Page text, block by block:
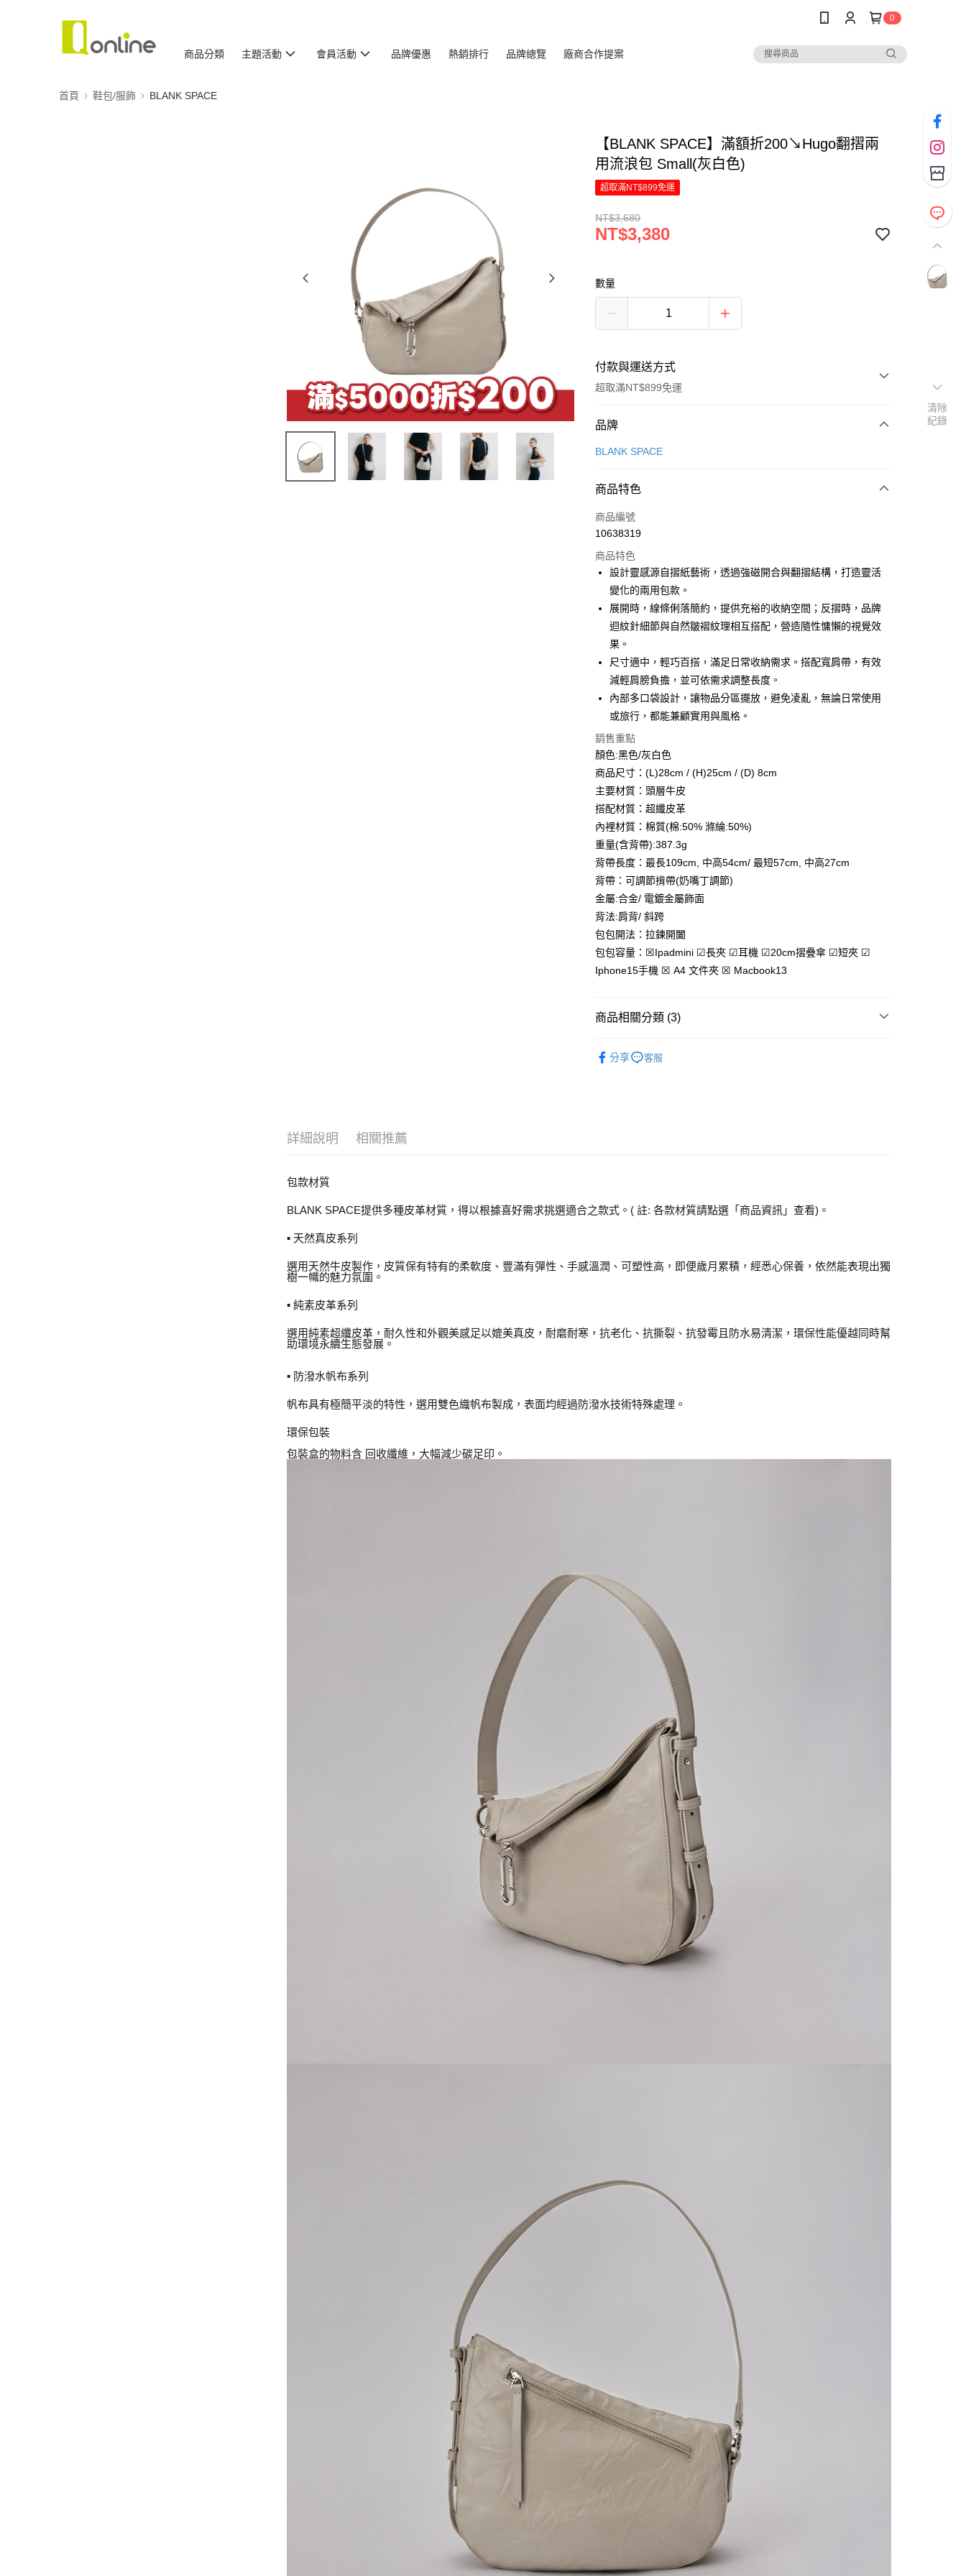
0
商品分類 主題活動 會員活動 品牌優惠 熱銷排行 品牌總覽 廠商合作提案
首頁 鞋包/服飾 BLANK SPACE
【BLANK SPACE】滿額折200↘Hugo翻摺兩
用流浪包 Small(灰白色)
超取滿NT$899免運
NT$3,680
NT$3,380
數量
付款與運送方式
超取滿NT$899免運
付款方式
信用卡一次付款
合作金庫商業銀行
華南商業銀行
上海商業儲蓄銀行
國泰世華商業銀行
兆豐國際商業銀行
臺灣中小企業銀行
聯邦商業銀行
遠東國際商業銀行
元大商業銀行
永豐商業銀行
玉山商業銀行
台新國際商業銀行
中國信託商業銀行
台灣樂天信用卡公司
LINE Pay
Apple Pay
街口支付
悠遊付
Google Pay
全盈+PAY
大哥付你分期
相關說明
【大哥付你分期使用說明】
1.本服務由台灣大哥大提供，台灣大哥大用戶可立即使用無須另外申請。
2.付款方式選擇「大哥付你分期」，訂單成立後會自動跳轉到大哥付的交易
流程，驗證手機門號後，選擇欲分期的期數、繳款截止日，確認付款後即
完成交易。
4.訂單成立30分鐘內，如未前往確認交易或遇審核未通過，訂單將自動取
消。如遇「轉專審核」未通過狀況，表示未達大哥付你分期系統評分，恕
無法說明評估內容。
【繳款方式說明】
1.分期款項不併入電信帳單，「大哥付你分期」於每月結算日後寄送繳費提
醒簡訊。
2.透過簡訊連結打開帳單後，可選擇「超商條碼／台灣大直營門市／銀行轉
帳／街口支付／iPASS MONEY」等通路繳費。
【注意事項】
用戶於交易時，得透過本服務購買商品或服務，並由商店將買賣／分期付
款買賣價金債權讓與本公司後，依約使用本公司帳單繳交帳款。
2.基於同意付款使用「大哥付你分期」之契約關係目的，商店將以您的個人
資料（包含姓名、電話或地址）提供予台灣大哥大進項蒐集、處理及利
相關說明
【關於「AFTEE先享後付」】
AFTEE先享後付是「在收到商品之後才付款」的支付方式。 讓您購物簡單
便利好安心！
１．簡單：不需註冊會員、不需綁卡、不需儲值。
２．便利：只要手機號碼，簡訊認證，即可結帳。
３．安心：先確認商品／服務後，再付款。
【「AFTEE先享後付」結帳流程】
１．於結帳方式選擇「AFTEE先享後付」後，將跳轉至「AFTEE先享後
付」結帳頁面，進行簡訊認證並確認金額後，即可完成結帳。
２．訂單成立數日內，您將收到繳費通知簡訊。
３．收到繳費通知簡訊後14天內，點擊此簡訊中的連結，可透過四大超商
／ATM／網路銀行／等多元方式進行付款，方視為交易完成。
※ 請注意：結帳手續完成當下不需立刻繳費，但若您需要取消訂單，請聯
絡購買商品的店家。未經商家同意取消之訂單仍視為有效，需透過AFTEE
先享後付繳納相關費用。
※ 交易是否成功請以「AFTEE先享後付 」之結帳頁面顯示為準，若有關於
【注意事項】
求債權轉讓予恩沛科技股份有限公司。
ATM付款
運送方式
付款後全家取貨
每筆NT$70，滿NT$899(含以上)免運費
每筆NT$70，滿NT$899(含以上)免運費
宅配
每筆NT$100，滿NT$1,000(含以上)免運費
免運費
品牌
BLANK SPACE
商品特色
商品編號
10638319
商品特色
設計靈感源自摺紙藝術，透過強磁開合與翻摺結構，打造靈活
變化的兩用包款。
展開時，線條俐落簡約，提供充裕的收納空間；反摺時，品牌
迴紋針細節與自然皺褶紋理相互搭配，營造隨性慵懶的視覺效
果。
尺寸適中，輕巧百搭，滿足日常收納需求。搭配寬肩帶，有效
減輕肩膀負擔，並可依需求調整長度。
內部多口袋設計，讓物品分區擺放，避免凌亂，無論日常使用
或旅行，都能兼顧實用與風格。
銷售重點
顏色:黑色/灰白色
商品尺寸：(L)28cm / (H)25cm / (D) 8cm
主要材質：頭層牛皮
搭配材質：超纖皮革
內裡材質：棉質(棉:50% 滌綸:50%)
重量(含背帶):387.3g
背帶長度：最長109cm, 中高54cm/ 最短57cm, 中高27cm
背帶：可調節揹帶(奶嘴丁調節)
金屬:合金/ 電鍍金屬飾面
背法:肩背/ 斜跨
包包開法：拉鍊開闔
包包容量：☒Ipadmini ☑長夾 ☑耳機 ☑20cm摺疊傘 ☑短夾 ☑
Iphone15手機 ☒ A4 文件夾 ☒ Macbook13
商品相關分類 (3)
分享 客服
詳細說明 相關推薦
包款材質
BLANK SPACE提供多種皮革材質，得以根據喜好需求挑選適合之款式。( 註: 各款材質請點選「商品資訊」查看)。
▪ 天然真皮系列
選用天然牛皮製作，皮質保有特有的柔軟度、豐滿有彈性、手感溫潤、可塑性高，即便歲月累積，經悉心保養，依然能表現出獨
樹一幟的魅力氛圍。
▪ 純素皮革系列
選用純素超纖皮革，耐久性和外觀美感足以媲美真皮，耐磨耐寒，抗老化、抗撕裂、抗發霉且防水易清潔，環保性能優越同時幫
助環境永續生態發展。
▪ 防潑水帆布系列
帆布具有極簡平淡的特性，選用雙色織帆布製成，表面均經過防潑水技術特殊處理。
環保包裝
包裝盒的物料含 回收纖維，大幅減少碳足印。
清除
紀錄